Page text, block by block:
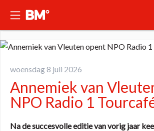
woensdag 8 juli 2026
Annemiek van
NPO Radio 1
Na de succesvolle editie van vorig jaar